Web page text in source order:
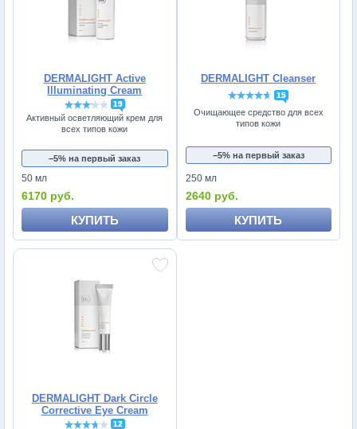
DERMALIGHT Active
Illuminating Cream
19
Активный осветляющий крем для
всех типов кожи
−5% на первый заказ
50 мл
6170 руб.
КУПИТЬ
DERMALIGHT Cleanser
15
Очищающее средство для всех
типов кожи
−5% на первый заказ
250 мл
2640 руб.
КУПИТЬ
DERMALIGHT Dark Circle
Corrective Eye Cream
12